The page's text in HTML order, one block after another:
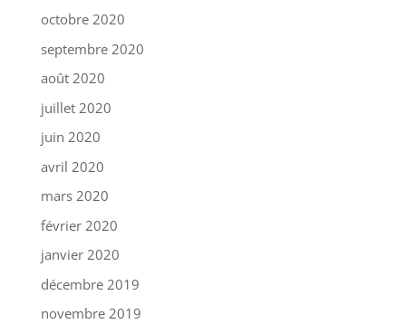
octobre 2020
septembre 2020
août 2020
juillet 2020
juin 2020
avril 2020
mars 2020
février 2020
janvier 2020
décembre 2019
novembre 2019